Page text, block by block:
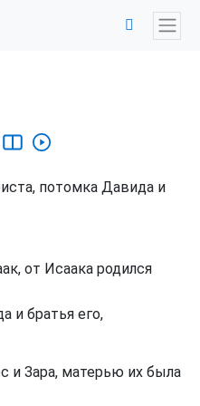
потомка Давида и
от Исаака родился
и братья его,
и Зара, матерью их была